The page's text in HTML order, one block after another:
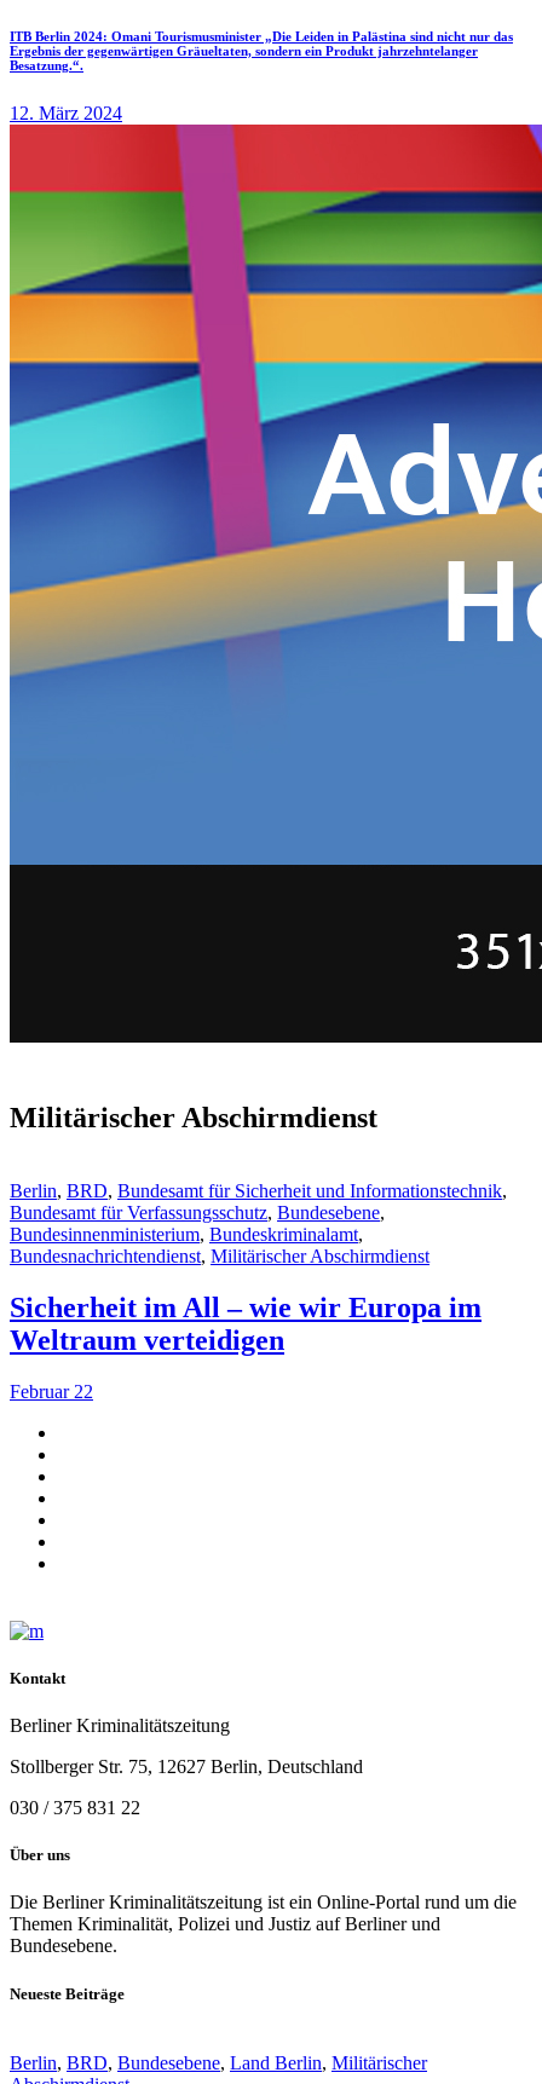
ITB Berlin 2024: Omani Tourismusminister „Die Leiden in Palästina sind nicht nur das
Ergebnis der gegenwärtigen Gräueltaten, sondern ein Produkt jahrzehntelanger
Besatzung.“.
12. März 2024
Militärischer Abschirmdienst
Berlin, BRD, Bundesamt für Sicherheit und Informationstechnik,
Bundesamt für Verfassungsschutz, Bundesebene,
Bundesinnenministerium, Bundeskriminalamt,
Bundesnachrichtendienst, Militärischer Abschirmdienst
Sicherheit im All – wie wir Europa im
Weltraum verteidigen
Februar 22
Kontakt
Berliner Kriminalitätszeitung
Stollberger Str. 75, 12627 Berlin, Deutschland
030 / 375 831 22
Über uns
Die Berliner Kriminalitätszeitung ist ein Online-Portal rund um die
Themen Kriminalität, Polizei und Justiz auf Berliner und
Bundesebene.
Neueste Beiträge
Berlin, BRD, Bundesebene, Land Berlin, Militärischer